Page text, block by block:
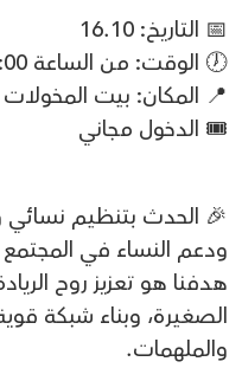
📅 التاريخ: 16.10
🕖 الوقت: من الساعة 19:00 حتى 22:00
📍 المكان: بيت المخولات
🎟 الدخول مجاني
🎉 الحدث بتنظيم نسائي
ودعم النساء في المجتمع
هدفنا هو تعزيز روح
الصغيرة، وبناء شبكة
والملهمات.